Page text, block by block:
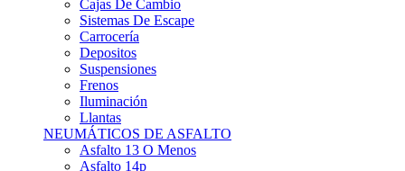
Carrocería
Depositos
Suspensiones
Frenos
Iluminación
Llantas
NEUMÁTICOS DE ASFALTO
Asfalto 13 O Menos
Asfalto 14p
Asfalto 15p